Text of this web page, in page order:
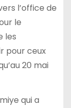
l’office de
le
les
pour ceux
20 mai
qui a